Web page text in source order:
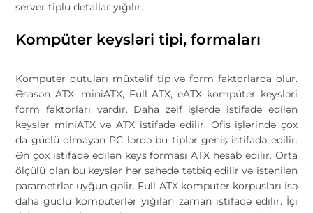
server tiplu detallar yığılır.
Kompüter keysləri tipi, formaları
Komputer qutuları müxtəlif tip və form faktorlarda olur.
Əsasən ATX, miniATX, Full ATX, eATX kompüter keysləri
form faktorları vardır. Daha zəif işlərdə istifadə edilən
keyslər miniATX və ATX istifadə edilir. Ofis işlərində çox
da güclü olmayan PC lərdə bu tiplər geniş istifadə edilir.
Ən çox istifadə edilən keys forması ATX hesab edilir. Orta
ölçülü olan bu keyslər hər sahədə tətbiq edilir və istənilən
parametrlər uyğun gəlir. Full ATX komputer korpusları isə
daha güclü kompüterlər yığılan zaman istifadə edilir. İçi